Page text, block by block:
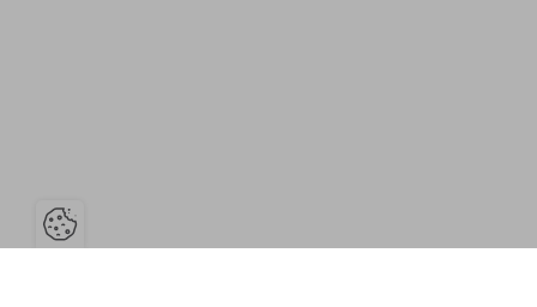
Ouvrir la barre de gestion des